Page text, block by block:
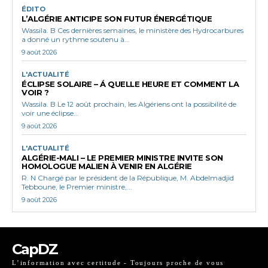
ÉDITO
L’ALGÉRIE ANTICIPE SON FUTUR ÉNERGÉTIQUE
Wassila. B Ces dernières semaines, le ministère des Hydrocarbures
a donné un rythme soutenu à...
9 août 2026
L'ACTUALITÉ
ÉCLIPSE SOLAIRE – Á QUELLE HEURE ET COMMENT LA
VOIR ?
Wassila. B Le 12 août prochain, les Algériens ont la possibilité de
voir une éclipse...
9 août 2026
L'ACTUALITÉ
ALGÉRIE-MALI – LE PREMIER MINISTRE INVITE SON
HOMOLOGUE MALIEN À VENIR EN ALGÉRIE
R. N Chargé par le président de la République, M. Abdelmadjid
Tebboune, le Premier ministre,...
9 août 2026
CapDZ
L’information avec certitude - Toujours proche de vous